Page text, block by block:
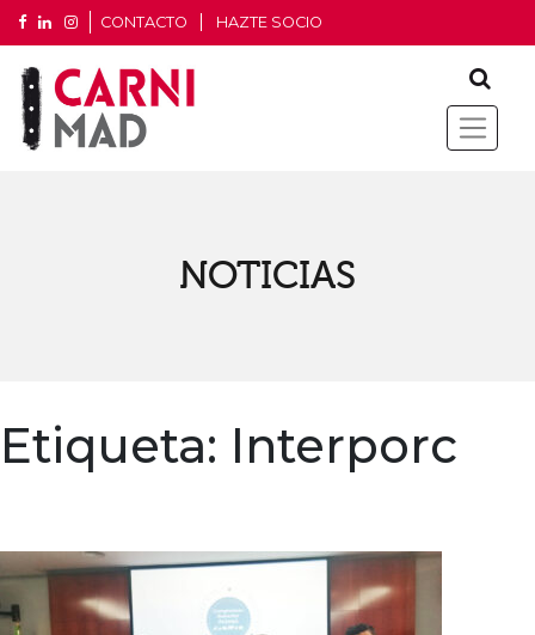
CONTACTO HAZTE SOCIO
NOTICIAS
Etiqueta: Interporc